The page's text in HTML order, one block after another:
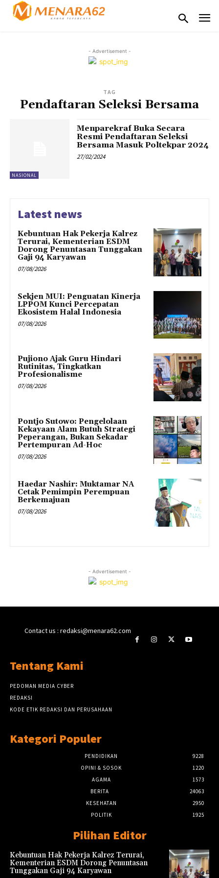
- Advertisement -
TAG
Pendaftaran Seleksi Bersama
NASIONAL
Menparekraf Buka Secara
Resmi Pendaftaran Seleksi
Bersama Masuk Poltekpar 2024
27/02/2024
Latest news
Kebuntuan Hak Pekerja Kalrez
Terurai, Kementerian ESDM
Dorong Penuntasan Tunggakan
Gaji 94 Karyawan
07/08/2026
Sekjen MUI: Penguatan Kinerja
LPPOM Kunci Percepatan
Ekosistem Halal Indonesia
07/08/2026
Pujiono Ajak Guru Hindari
Rutinitas, Tingkatkan
Profesionalisme
07/08/2026
Pontjo Sutowo: Pengelolaan
Kekayaan Alam Butuh Strategi
Peperangan, Bukan Sekadar
Pertempuran Ad-Hoc
07/08/2026
Haedar Nashir: Muktamar NA
Cetak Pemimpin Perempuan
Berkemajuan
07/08/2026
- Advertisement -
Contact us : redaksi@menara62.com
Tentang Kami
PEDOMAN MEDIA CYBER
REDAKSI
KODE ETIK REDAKSI DAN PERUSAHAAN
Kategori Populer
PENDIDIKAN
9228
OPINI & SOSOK
1220
AGAMA
1573
BERITA
24063
KESEHATAN
2950
POLITIK
1925
Pilihan Editor
Kebuntuan Hak Pekerja Kalrez Terurai,
Kementerian ESDM Dorong Penuntasan
Tunggakan Gaji 94 Karyawan